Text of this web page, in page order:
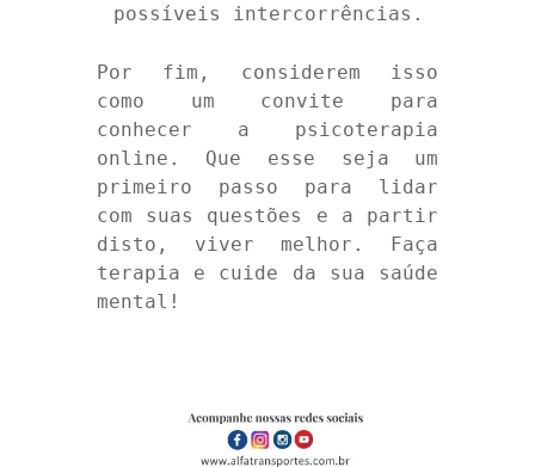
possíveis intercorrências.
Por fim, considerem isso
como um convite para
conhecer a psicoterapia
online. Que esse seja um
primeiro passo para lidar
com suas questões e a partir
disto, viver melhor. Faça
terapia e cuide da sua saúde
mental!